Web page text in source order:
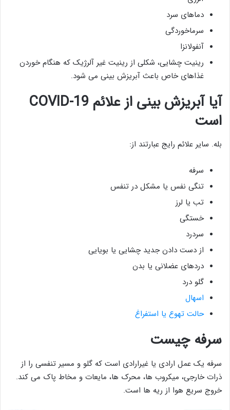
دماهای سرد
سرماخوردگی
آنفولانزا
رینیت چشایی، شکلی از رینیت غیر آلرژیک که هنگام خوردن
غذاهای خاص باعث آبریزش بینی می شود.
آیا آبریزش بینی از علائم COVID-19
است
بله. سایر علائم رایج عبارتند از:
سرفه
تنگی نفس یا مشکل در تنفس
تب یا لرز
خستگی
سردرد
از دست دادن جدید چشایی یا بویایی
دردهای عضلانی یا بدن
گلو درد
اسهال
حالت تهوع یا استفراغ
سرفه چیست
سرفه یک عمل ارادی یا غیرارادی است که گلو و مسیر تنفسی را از
ذرات خارجی، میکروب ها، محرک ها، مایعات و مخاط پاک می کند.
خروج سریع هوا از ریه ها است.